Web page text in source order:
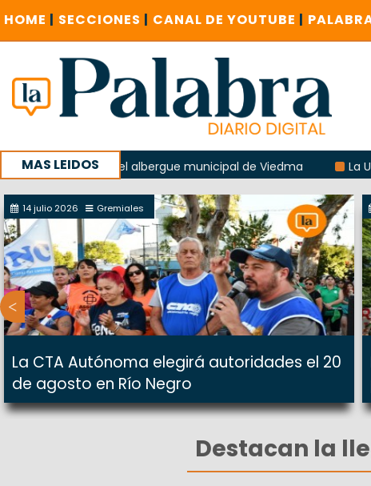
HOME | SECCIONES | CANAL DE YOUTUBE |
MAS LEIDOSdel albergue municipal de Viedma La Unesco
con un encuentro provincial en Roca
14 julio 2026 Gremiales
La CTA Autónoma elegirá autoridades el 20
de agosto en Río Negro
Destacan la